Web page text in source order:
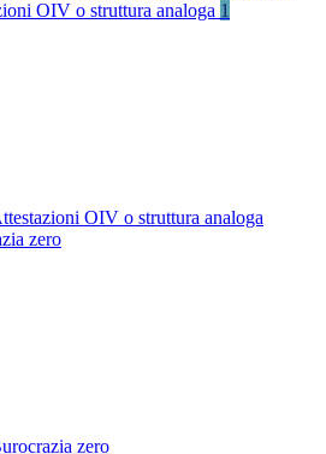
OIV o struttura analoga 1
OIV o struttura analoga
zero
zero